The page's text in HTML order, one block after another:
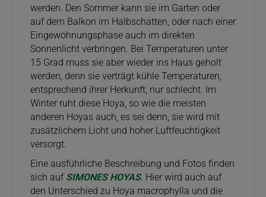
werden. Den Sommer kann sie im Garten oder
auf dem Balkon im Halbschatten, oder nach einer
Eingewöhnungsphase auch im direkten
Sonnenlicht verbringen. Bei Temperaturen unter
15 Grad muss sie aber wieder ins Haus geholt
werden, denn sie verträgt kühle Temperaturen,
entsprechend ihrer Herkunft, nur schlecht. Im
Winter ruht diese Hoya, so wie die meisten
anderen Hoyas auch, es sei denn, sie wird mit
zusätzlichem Licht und hoher Luftfeuchtigkeit
versorgt.
Eine ausführliche Beschreibung und Fotos finden
sich auf SIMONES HOYAS. Hier wird auch auf
den Unterschied zu Hoya macrophylla und die